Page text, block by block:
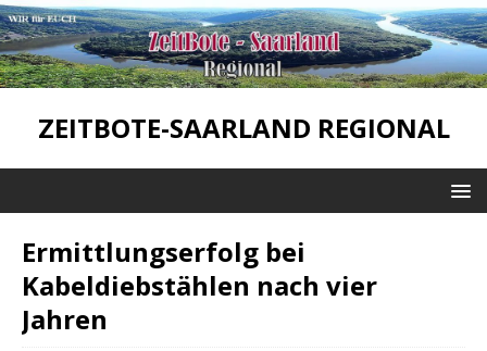
ZEITBOTE-SAARLAND REGIONAL
Ermittlungserfolg bei
Kabeldiebstählen nach vier
Jahren